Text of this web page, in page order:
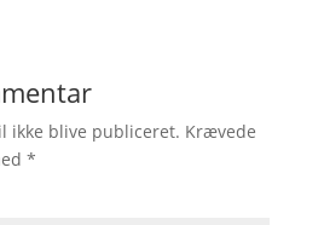
ikke blive publiceret. Krævede
*